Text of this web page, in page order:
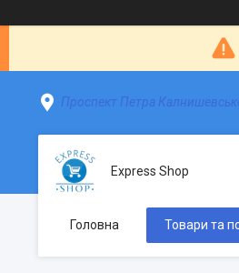
Проспект Петра
Express Shop
Головна Товари та